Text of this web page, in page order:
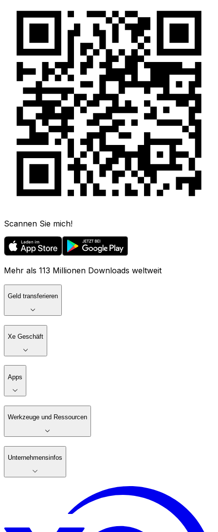
Scannen Sie mich!
Mehr als 113 Millionen Downloads weltweit
Geld transferieren
Xe Geschäft
Apps
Werkzeuge und Ressourcen
Unternehmensinfos